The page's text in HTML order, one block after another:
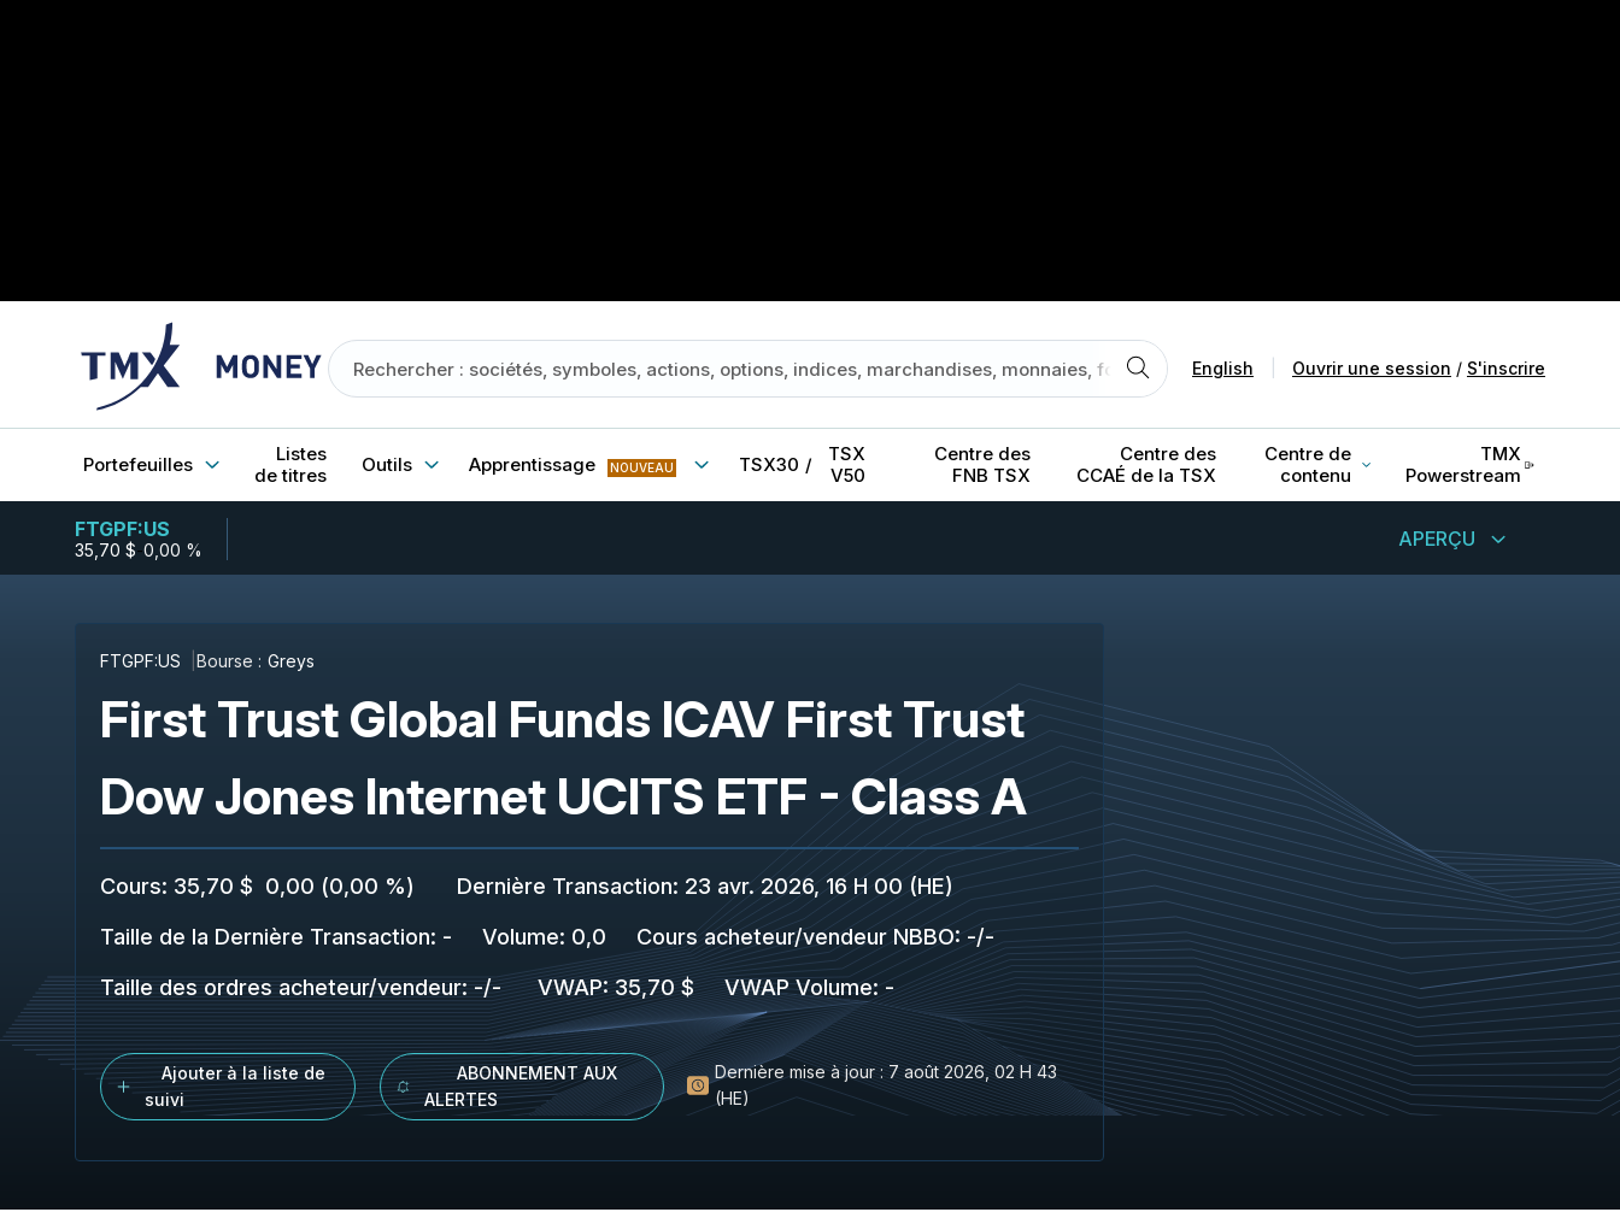
English Ouvrir une session / S'inscrire
Portefeuilles
Listes
de titres
Outils Apprentissage NOUVEAU TSX30 /
TSX
V50
Centre des
FNB TSX
Centre des
CCAÉ de la TSX
Centre de
contenu
TMX
Powerstream
FTGPF:US
35,70 $-0,00 % APERÇU
FTGPF:US Bourse : Greys
First Trust Global Funds ICAV First Trust
Dow Jones Internet UCITS ETF - Class A
Cours: 35,70 $ 0,00 (0,00 %) Dernière Transaction: 23 avr. 2026, 16 H 00 (HE)
Taille de la Dernière Transaction: - Volume: 0,0 Cours acheteur/vendeur NBBO: -/-
Taille des ordres acheteur/vendeur: -/- VWAP: 35,70 $ VWAP Volume: -
Ajouter à la liste de
suivi
ABONNEMENT AUX
ALERTES
Dernière mise à jour : 7 août 2026, 02 H 43
(HE)